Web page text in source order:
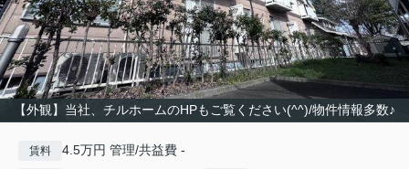
【外観】当社、チルホームのHPもご覧ください(^^)/物件情報多数♪
賃料 4.5万円 管理/共益費 -